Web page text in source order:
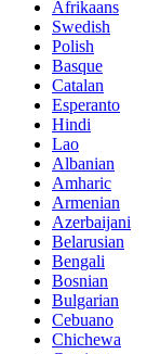
Afrikaans
Swedish
Polish
Basque
Catalan
Esperanto
Hindi
Lao
Albanian
Amharic
Armenian
Azerbaijani
Belarusian
Bengali
Bosnian
Bulgarian
Cebuano
Chichewa